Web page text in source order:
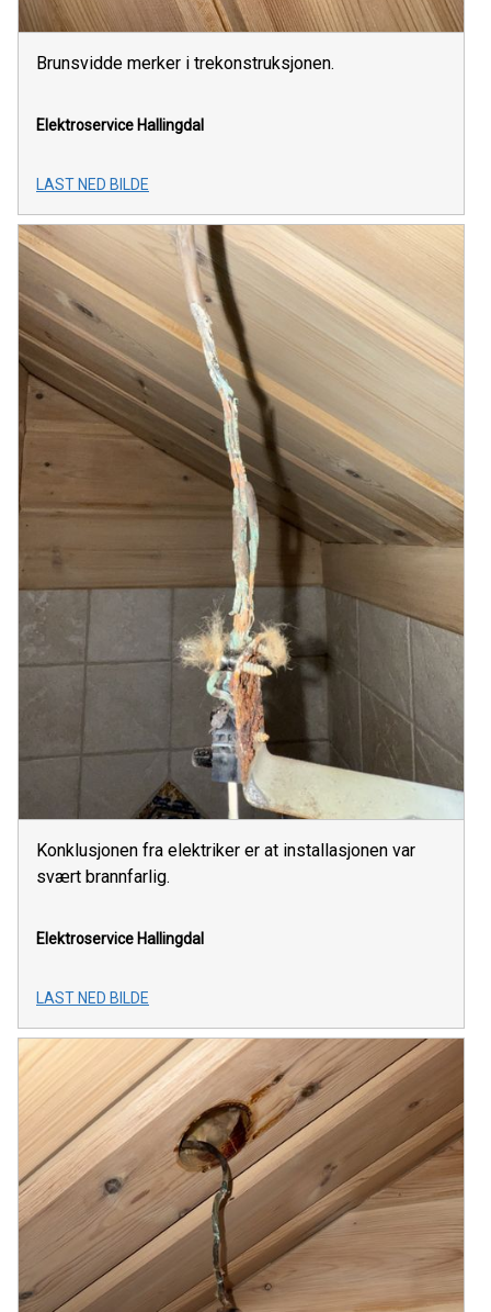
Brunsvidde merker i trekonstruksjonen.
Elektroservice Hallingdal
LAST NED BILDE
Konklusjonen fra elektriker er at installasjonen var
svært brannfarlig.
Elektroservice Hallingdal
LAST NED BILDE